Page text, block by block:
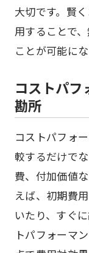
大切です。賢
用することで
ことが可能にな
コストパフ
勘所
コストパフォ
較するだけで
費、付加価値
えば、初期費
いたり、すぐ
トパフォーマ